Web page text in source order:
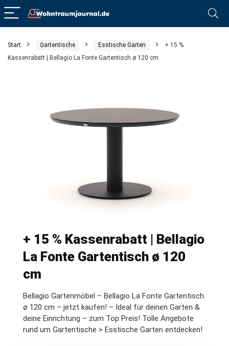
Start Gartentische Esstische Garten
+ 15 %
Kassenrabatt | Bellagio La Fonte Gartentisch ø 120 cm
+ 15 % Kassenrabatt | Bellagio
La Fonte Gartentisch ø 120
cm
Bellagio Gartenmöbel – Bellagio La Fonte Gartentisch
ø 120 cm – jetzt kaufen! – Ideal für deinen Garten &
deine Einrichtung – zum Top Preis! Tolle Angebote
rund um Gartentische > Esstische Garten entdecken!